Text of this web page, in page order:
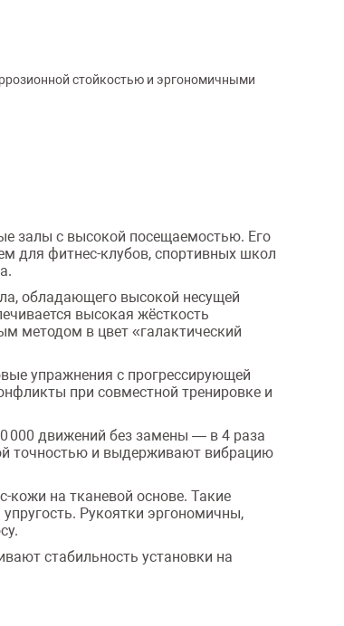
стойкостью и эргономичными
залы с высокой посещаемостью. Его
для фитнес-клубов, спортивных школ
обладающего высокой несущей
высокая жёсткость
методом в цвет «галактический
упражнения с прогрессирующей
при совместной тренировке и
000 движений без замены — в 4 раза
точностью и выдерживают вибрацию
кожи на тканевой основе. Такие
Рукоятки эргономичны,
стабильность установки на